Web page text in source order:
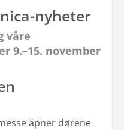
nyheter
våre
9.–15. november
åpner dørene